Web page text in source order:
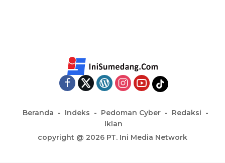
Beranda Indeks Pedoman Cyber
Redaksi
Iklan
copyright @ 2026 PT. Ini Media Network